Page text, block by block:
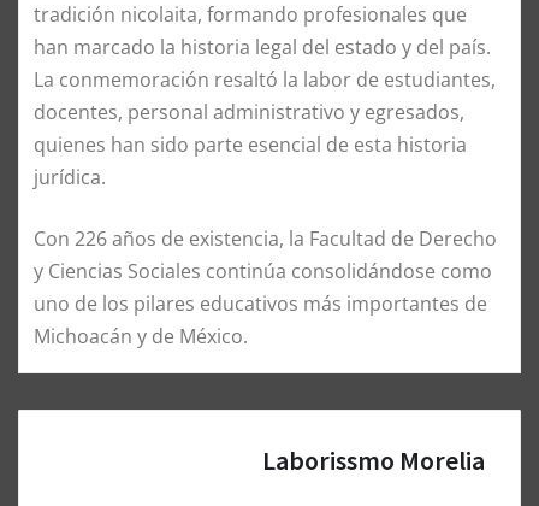
tradición nicolaita, formando profesionales que
han marcado la historia legal del estado y del país.
La conmemoración resaltó la labor de estudiantes,
docentes, personal administrativo y egresados,
quienes han sido parte esencial de esta historia
jurídica.
Con 226 años de existencia, la Facultad de Derecho
y Ciencias Sociales continúa consolidándose como
uno de los pilares educativos más importantes de
Michoacán y de México.
Laborissmo Morelia